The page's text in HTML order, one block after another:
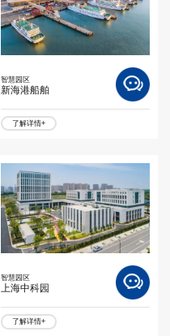
智慧园区
新海港船舶
了解详情+
智慧园区
上海中科园
了解详情+